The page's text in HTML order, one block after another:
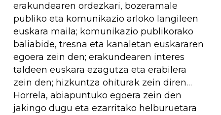
erakundearen ordezkari, bozeramale
publiko eta komunikazio arloko langileen
euskara maila; komunikazio publikorako
baliabide, tresna eta kanaletan euskararen
egoera zein den; erakundearen interes
taldeen euskara ezagutza eta erabilera
zein den; hizkuntza ohiturak zein diren…
Horrela, abiapuntuko egoera zein den
jakingo dugu eta ezarritako helburuetara